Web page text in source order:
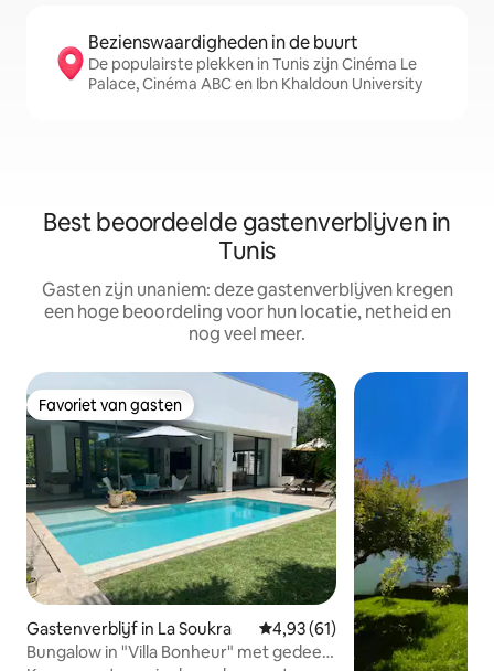
Bezienswaardigheden in de buurt
De populairste plekken in Tunis zijn Cinéma Le
Palace, Cinéma ABC en Ibn Khaldoun University
Best beoordeelde gastenverblijven in
Tunis
Gasten zijn unaniem: deze gastenverblijven kregen
een hoge beoordeling voor hun locatie, netheid en
nog veel meer.
Favoriet van gasten
Favoriet van gasten
Gastenverblijf in La Soukra Gemiddelde beoordeling van
4,93 (61)
Bungalow in "Villa Bonheur" met gedeeld